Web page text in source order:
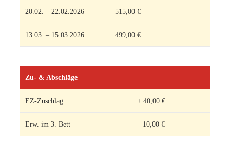
20.02. – 22.02.2026 515,00 €
13.03. – 15.03.2026 499,00 €
Zu- & Abschläge
EZ-Zuschlag + 40,00 €
Erw. im 3. Bett – 10,00 €